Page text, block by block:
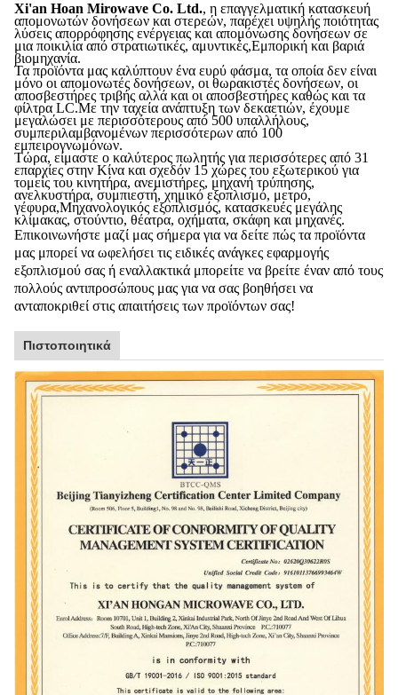
Xi'an Hoan Mirowave Co. Ltd., η επαγγελματική κατασκευή
απομονωτών δονήσεων και στερεών, παρέχει υψηλής ποιότητας
λύσεις απορρόφησης ενέργειας και απομόνωσης δονήσεων σε
μια ποικιλία από στρατιωτικές, αμυντικές,Εμπορική και βαριά
βιομηχανία.
Τα προϊόντα μας καλύπτουν ένα ευρύ φάσμα, τα οποία δεν είναι
μόνο οι απομονωτές δονήσεων, οι θωρακιστές δονήσεων, οι
αποσβεστήρες τριβής αλλά και οι αποσβεστήρες καθώς και τα
φίλτρα LC.Με την ταχεία ανάπτυξη των δεκαετιών, έχουμε
μεγαλώσει με περισσότερους από 500 υπαλλήλους,
συμπεριλαμβανομένων περισσότερων από 100
εμπειρογνωμόνων.
Τώρα, είμαστε ο καλύτερος πωλητής για περισσότερες από 31
επαρχίες στην Κίνα και σχεδόν 15 χώρες του εξωτερικού για
τομείς του κινητήρα, ανεμιστήρες, μηχανή τρύπησης,
ανελκυστήρα, συμπιεστή, χημικό εξοπλισμό, μετρό,
γέφυρα,Μηχανολογικός εξοπλισμός, κατασκευές μεγάλης
κλίμακας, στούντιο, θέατρα, οχήματα, σκάφη και μηχανές.
Επικοινωνήστε μαζί μας σήμερα για να δείτε πώς τα προϊόντα
μας μπορεί να ωφελήσει τις ειδικές ανάγκες εφαρμογής
εξοπλισμού σας ή εναλλακτικά μπορείτε να βρείτε έναν από τους
πολλούς αντιπροσώπους μας για να σας βοηθήσει να
ανταποκριθεί στις απαιτήσεις των προϊόντων σας!
Πιστοποιητικά